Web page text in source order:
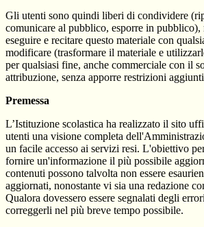
Gli utenti sono quindi liberi di condividere
comunicare al pubblico, esporre in pubblico),
eseguire e recitare questo materiale con
modificare (trasformare il materiale e
per qualsiasi fine, anche commerciale con il
attribuzione, senza apporre restrizioni
Premessa
L’Istituzione scolastica ha realizzato il sito
utenti una visione completa
un facile accesso ai servizi resi. L'obiettivo
fornire un'informazione il più possibile
contenuti possono talvolta non essere
aggiornati, nonostante vi sia una redazione
Qualora dovessero essere segnalati degli
correggerli nel più breve tempo possibile.